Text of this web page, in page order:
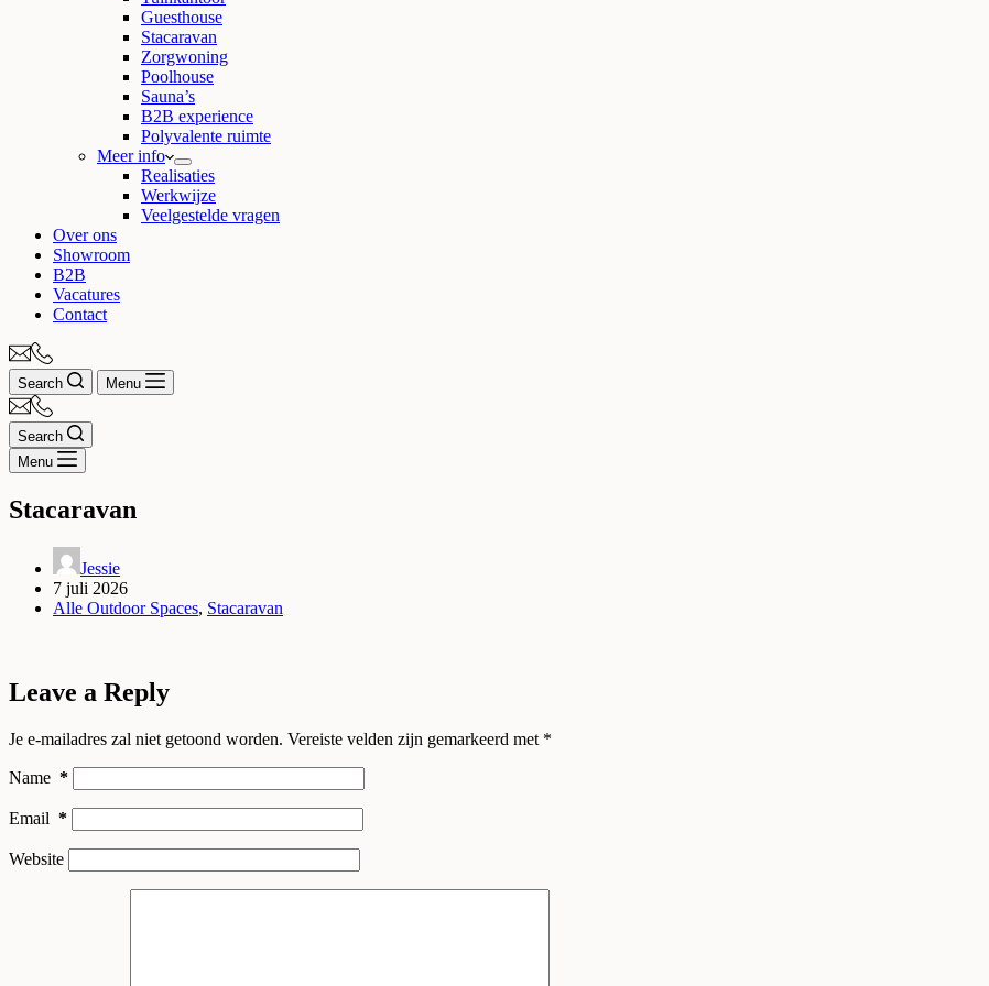
Guesthouse
Stacaravan
Zorgwoning
Poolhouse
Sauna’s
B2B experience
Polyvalente ruimte
Meer info
Realisaties
Werkwijze
Veelgestelde vragen
Over ons
Showroom
B2B
Vacatures
Contact
Search Menu
Search
Menu
Stacaravan
Jessie
7 juli 2026
Alle Outdoor Spaces, Stacaravan
Leave a Reply
Je e-mailadres zal niet getoond worden. Vereiste velden zijn gemarkeerd met *
Name *
Email *
Website